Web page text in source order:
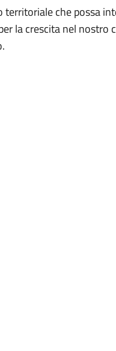
che possa
la crescita nel nostro